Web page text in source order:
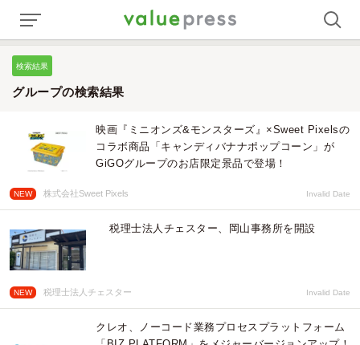
検索結果
グループの検索結果
映画『ミニオンズ&モンスターズ』×Sweet Pixelsの
コラボ商品「キャンディバナナポップコーン」が
GiGOグループのお店限定景品で登場！
NEW 株式会社Sweet Pixels Invalid Date
税理士法人チェスター、岡山事務所を開設
NEW 税理士法人チェスター Invalid Date
クレオ、ノーコード業務プロセスプラットフォーム